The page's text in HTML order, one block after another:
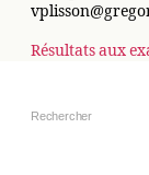
Résultats aux
Rechercher